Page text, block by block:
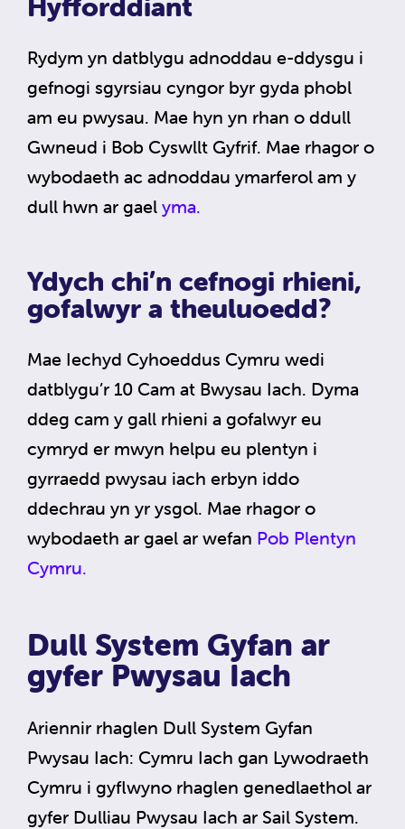
Rydym yn datblygu adnoddau e-ddysgu i
gefnogi sgyrsiau cyngor byr gyda phobl
am eu pwysau. Mae hyn yn rhan o ddull
Gwneud i Bob Cyswllt Gyfrif. Mae rhagor o
wybodaeth ac adnoddau ymarferol am y
dull hwn ar gael yma.
Ydych chi’n cefnogi rhieni,
gofalwyr a theuluoedd?
Mae Iechyd Cyhoeddus Cymru wedi
datblygu’r 10 Cam at Bwysau Iach. Dyma
ddeg cam y gall rhieni a gofalwyr eu
cymryd er mwyn helpu eu plentyn i
gyrraedd pwysau iach erbyn iddo
ddechrau yn yr ysgol. Mae rhagor o
wybodaeth ar gael ar wefan Pob Plentyn
Cymru.
Dull System Gyfan ar
gyfer Pwysau Iach
Ariennir rhaglen Dull System Gyfan
Pwysau Iach: Cymru Iach gan Lywodraeth
Cymru i gyflwyno rhaglen genedlaethol ar
gyfer Dulliau Pwysau Iach ar Sail System.